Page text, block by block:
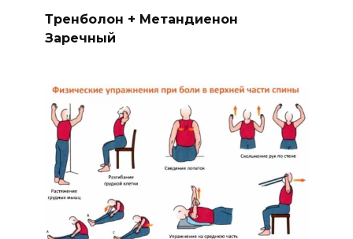
Тренболон + Метандиенон
Заречный